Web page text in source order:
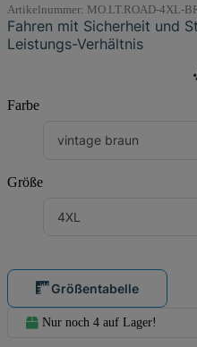
Artikelnummer: MO.LT.ROAD-4XL-
Fahren mit Sicherheit und
Leistungs-Verhältnis
Farbe
vintage braun
Größe
4XL
Größentabelle
Nur noch 4 auf Lager!